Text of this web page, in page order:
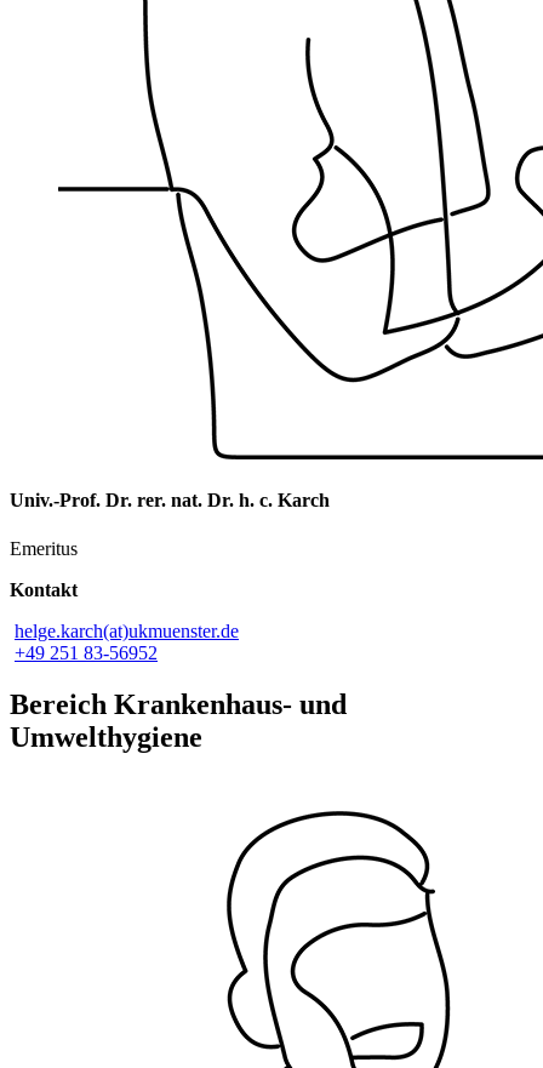
Univ.-Prof. Dr. rer. nat. Dr. h. c. Karch
Emeritus
Kontakt
helge.karch(at)ukmuenster.de
+49 251 83-56952
Bereich Krankenhaus- und
Umwelthygiene